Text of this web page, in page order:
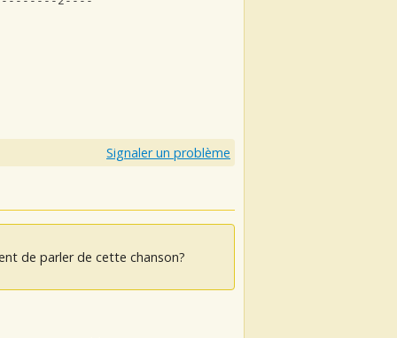
Signaler un problème
de parler de cette chanson?